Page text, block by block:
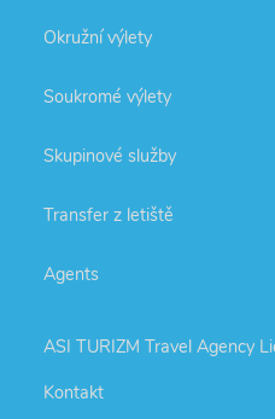
Okružní výlety
Soukromé výlety
Skupinové služby
Transfer z letiště
Agents
ASI TURIZM Travel Agency
Kontakt